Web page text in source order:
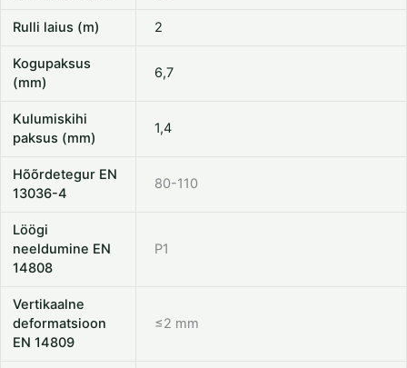
Rulli laius (m) 2
Kogupaksus
(mm)
6,7
Kulumiskihi
paksus (mm)
1,4
Hõõrdetegur EN
13036-4
80-110
Löögi
neeldumine EN
14808
P1
Vertikaalne
deformatsioon
EN 14809
≤2 mm